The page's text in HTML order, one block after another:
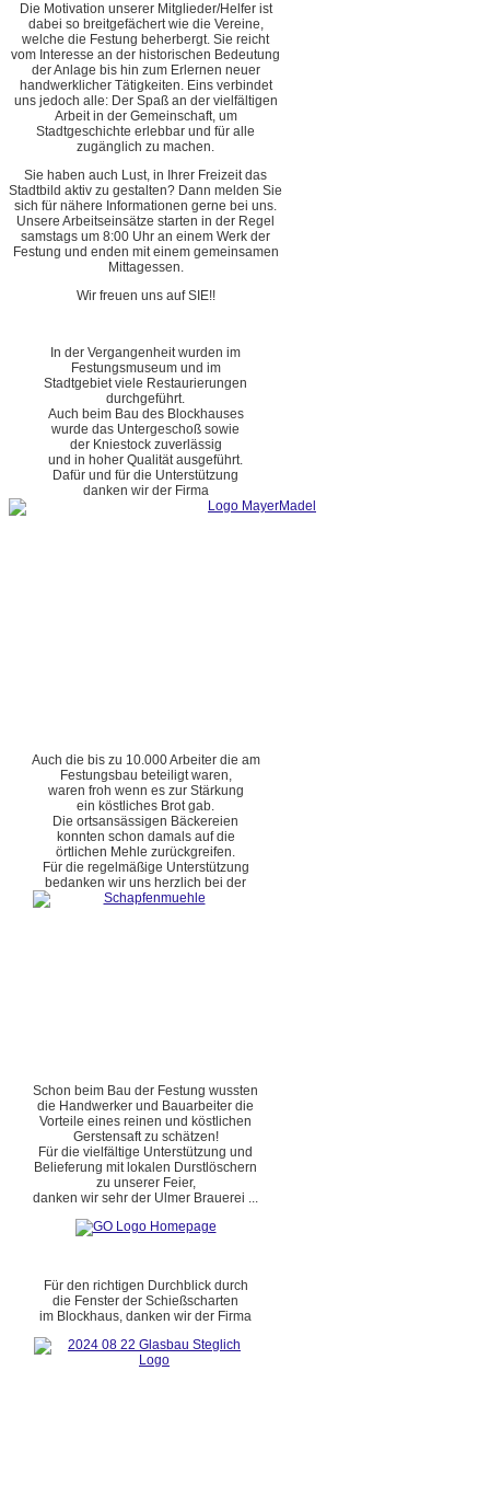
Die Motivation unserer Mitglieder/Helfer ist
dabei so breitgefächert wie die Vereine,
welche die Festung beherbergt. Sie reicht
vom Interesse an der historischen Bedeutung
der Anlage bis hin zum Erlernen neuer
handwerklicher Tätigkeiten. Eins verbindet
uns jedoch alle: Der Spaß an der vielfältigen
Arbeit in der Gemeinschaft, um
Stadtgeschichte erlebbar und für alle
zugänglich zu machen.
Sie haben auch Lust, in Ihrer Freizeit das
Stadtbild aktiv zu gestalten? Dann melden Sie
sich für nähere Informationen gerne bei uns.
Unsere Arbeitseinsätze starten in der Regel
samstags um 8:00 Uhr an einem Werk der
Festung und enden mit einem gemeinsamen
Mittagessen.
Wir freuen uns auf SIE!!
In der Vergangenheit wurden im
Festungsmuseum und im
Stadtgebiet viele Restaurierungen
durchgeführt.
Auch beim Bau des Blockhauses
wurde das Untergeschoß sowie
der Kniestock zuverlässig
und in hoher Qualität ausgeführt.
Dafür und für die Unterstützung
danken wir der Firma
Auch die bis zu 10.000 Arbeiter die am
Festungsbau beteiligt waren,
waren froh wenn es zur Stärkung
ein köstliches Brot gab.
Die ortsansässigen Bäckereien
konnten schon damals auf die
örtlichen Mehle zurückgreifen.
Für die regelmäßige Unterstützung
bedanken wir uns herzlich bei der
Schon beim Bau der Festung wussten
die Handwerker und Bauarbeiter die
Vorteile eines reinen und köstlichen
Gerstensaft zu schätzen!
Für die vielfältige Unterstützung und
Belieferung mit lokalen Durstlöschern
zu unserer Feier,
danken wir sehr der Ulmer Brauerei ...
Für den richtigen Durchblick durch
die Fenster der Schießscharten
im Blockhaus, danken wir der Firma